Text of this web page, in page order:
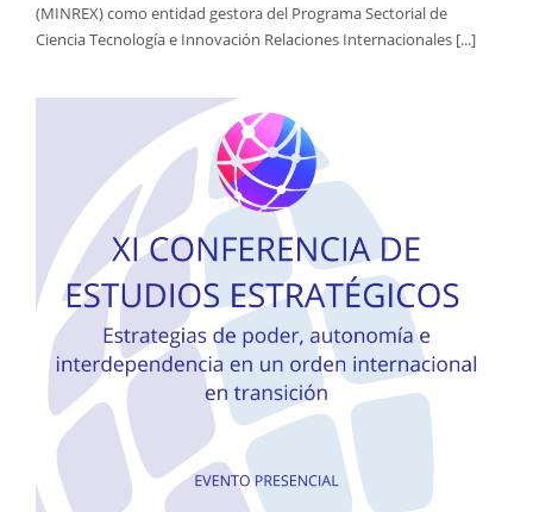
(MINREX) como entidad gestora del Programa Sectorial de
Ciencia Tecnología e Innovación Relaciones Internacionales [...]